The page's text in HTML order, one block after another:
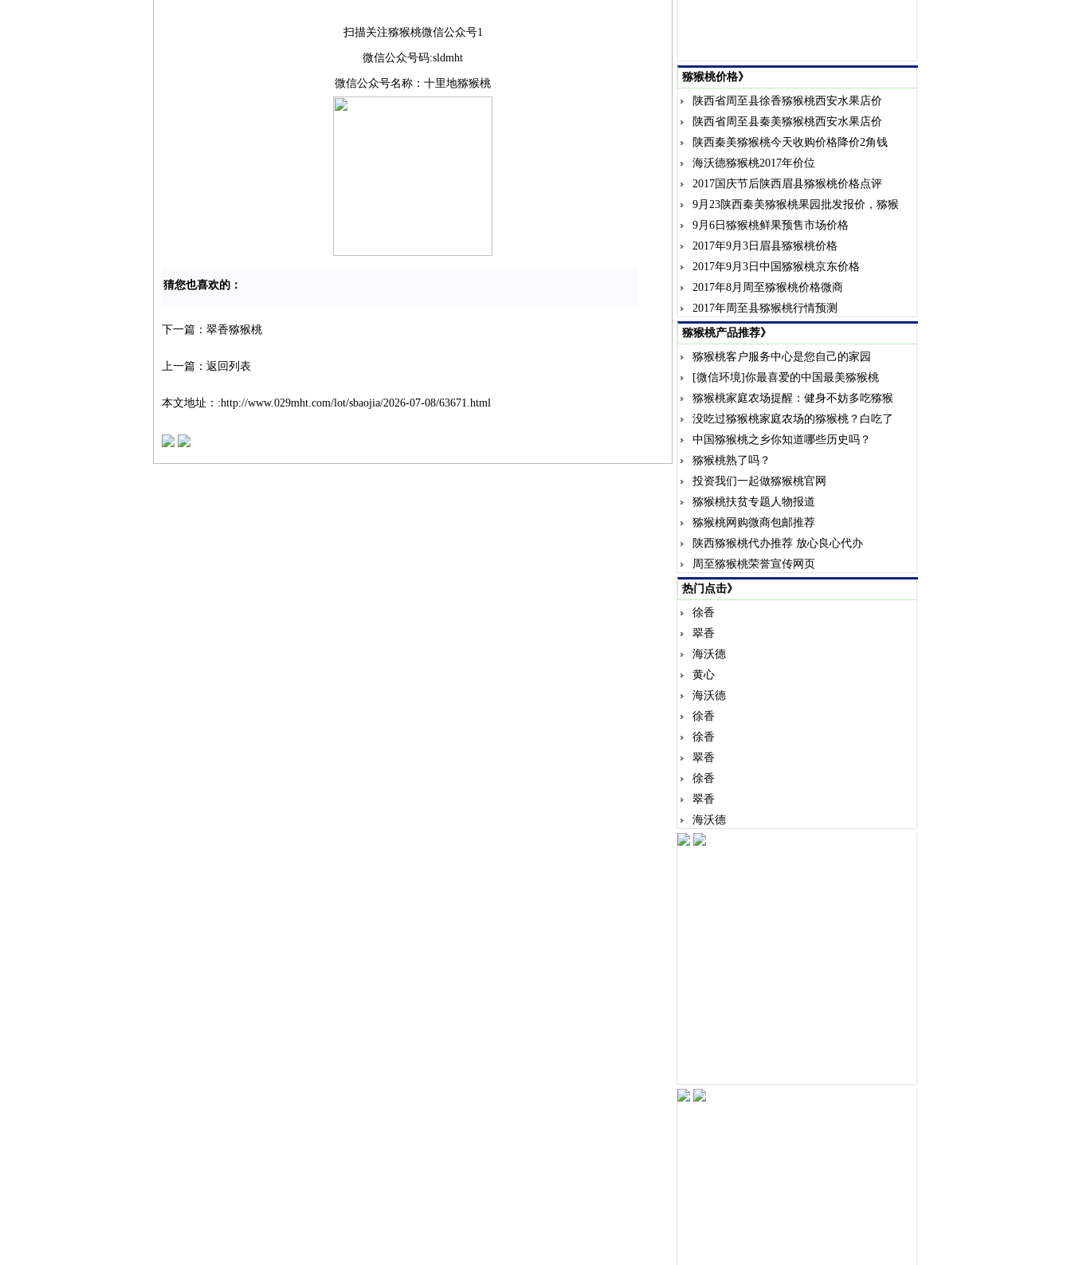
扫描关注猕猴桃微信公众号1
微信公众号码:sldmht
微信公众号名称：十里地猕猴桃
猜您也喜欢的：
下一篇： 翠香猕猴桃
上一篇： 返回列表
本文地址：:http://www.029mht.com/lot/sbaojia/2026-07-08/63671.html
猕猴桃价格》
陕西省周至县徐香猕猴桃西安水果店价
陕西省周至县秦美猕猴桃西安水果店价
陕西秦美猕猴桃今天收购价格降价2角钱
海沃德猕猴桃2017年价位
2017国庆节后陕西眉县猕猴桃价格点评
9月23陕西秦美猕猴桃果园批发报价，猕猴
9月6日猕猴桃鲜果预售市场价格
2017年9月3日眉县猕猴桃价格
2017年9月3日中国猕猴桃京东价格
2017年8月周至猕猴桃价格微商
2017年周至县猕猴桃行情预测
猕猴桃产品推荐》
猕猴桃客户服务中心是您自己的家园
[微信环境]你最喜爱的中国最美猕猴桃
猕猴桃家庭农场提醒：健身不妨多吃猕猴
没吃过猕猴桃家庭农场的猕猴桃？白吃了
中国猕猴桃之乡你知道哪些历史吗？
猕猴桃熟了吗？
投资我们一起做猕猴桃官网
猕猴桃扶贫专题人物报道
猕猴桃网购微商包邮推荐
陕西猕猴桃代办推荐 放心良心代办
周至猕猴桃荣誉宣传网页
热门点击》
徐香
翠香
海沃德
黄心
海沃德
徐香
徐香
翠香
徐香
翠香
海沃德